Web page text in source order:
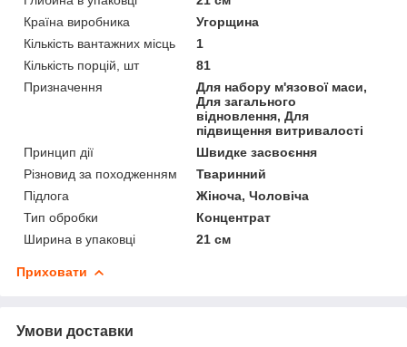
Країна виробника
Угорщина
Кількість вантажних місць
1
Кількість порцій, шт
81
Призначення
Для набору м'язової маси,
Для загального
відновлення, Для
підвищення витривалості
Принцип дії
Швидке засвоєння
Різновид за походженням
Тваринний
Підлога
Жіноча, Чоловіча
Тип обробки
Концентрат
Ширина в упаковці
21 см
Приховати
Умови доставки